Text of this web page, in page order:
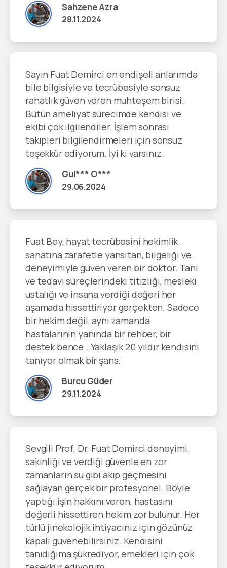
Sahzene Azra
28.11.2024
Sayın Fuat Demirci en endişeli anlarımda
bile bilgisiyle ve tecrübesiyle sonsuz
rahatlık güven veren muhteşem birisi.
Bütün ameliyat sürecimde kendisi ve
ekibi çok ilgilendiler. İşlem sonrası
takipleri bilgilendirmeleri için sonsuz
teşekkür ediyorum. İyi ki varsınız.
Gul*** O***
29.06.2024
Fuat Bey, hayat tecrübesini hekimlik
sanatına zarafetle yansıtan, bilgeliği ve
deneyimiyle güven veren bir doktor. Tanı
ve tedavi süreçlerindeki titizliği, mesleki
ustalığı ve insana verdiği değeri her
aşamada hissettiriyor gerçekten. Sadece
bir hekim değil, aynı zamanda
hastalarının yanında bir rehber, bir
destek bence.. Yaklaşık 20 yıldır kendisini
tanıyor olmak bir şans.
Burcu Güder
29.11.2024
Sevgili Prof. Dr. Fuat Demirci deneyimi,
sakinliği ve verdiği güvenle en zor
zamanların su gibi akıp geçmesini
sağlayan gerçek bir profesyonel. Böyle
yaptığı işin hakkını veren, hastasını
değerli hissettiren hekim zor bulunur. Her
türlü jinekolojik ihtiyacınız için gözünüz
kapalı güvenebilirsiniz. Kendisini
tanıdığıma şükrediyor, emekleri için çok